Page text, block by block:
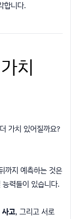
합니다.
치
가치 있어질까요?
까지 예측하는 것은
력들이 있습니다.
사고, 그리고 서로